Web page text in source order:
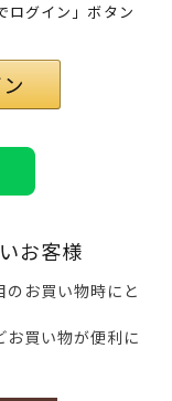
ログイン」ボタン
お客様
お買い物時にと
お買い物が便利に